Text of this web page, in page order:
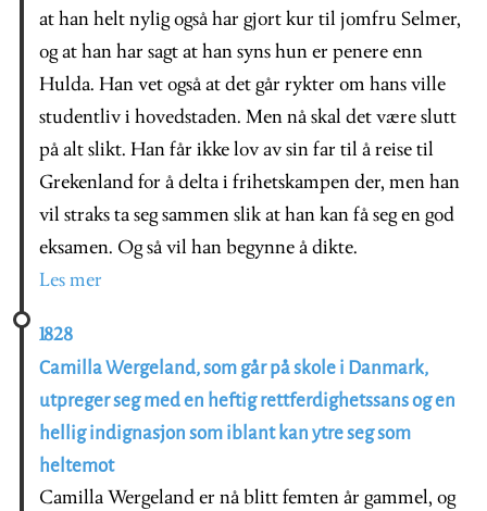
at han helt nylig også har gjort kur til jomfru Selmer,
og at han har sagt at han syns hun er penere enn
Hulda. Han vet også at det går rykter om hans ville
studentliv i hovedstaden. Men nå skal det være slutt
på alt slikt. Han får ikke lov av sin far til å reise til
Grekenland for å delta i frihetskampen der, men han
vil straks ta seg sammen slik at han kan få seg en god
eksamen. Og så vil han begynne å dikte.
Les mer
1828
Camilla Wergeland, som går på skole i Danmark,
utpreger seg med en heftig rettferdighetssans og en
hellig indignasjon som iblant kan ytre seg som
heltemot
Camilla Wergeland er nå blitt femten år gammel, og